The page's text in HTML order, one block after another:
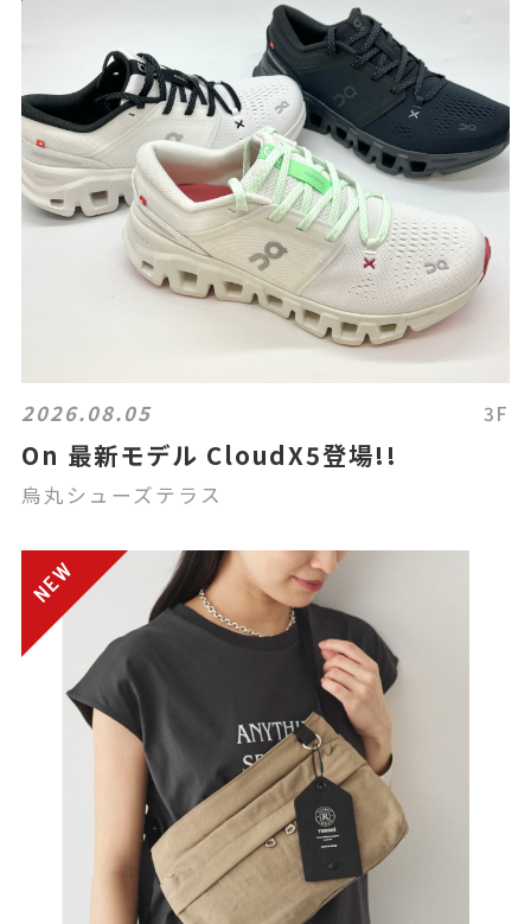
2026.08.05 3F
On 最新モデル CloudX5登場!!
烏丸シューズテラス